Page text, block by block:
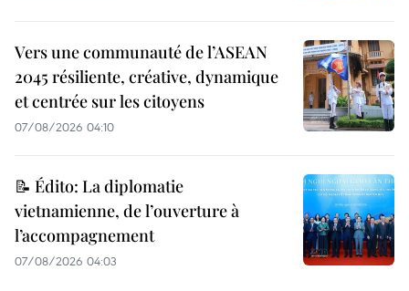
Vers une communauté de l’ASEAN
2045 résiliente, créative, dynamique
et centrée sur les citoyens
07/08/2026 04:10
📝 Édito: La diplomatie
vietnamienne, de l’ouverture à
l’accompagnement
07/08/2026 04:03